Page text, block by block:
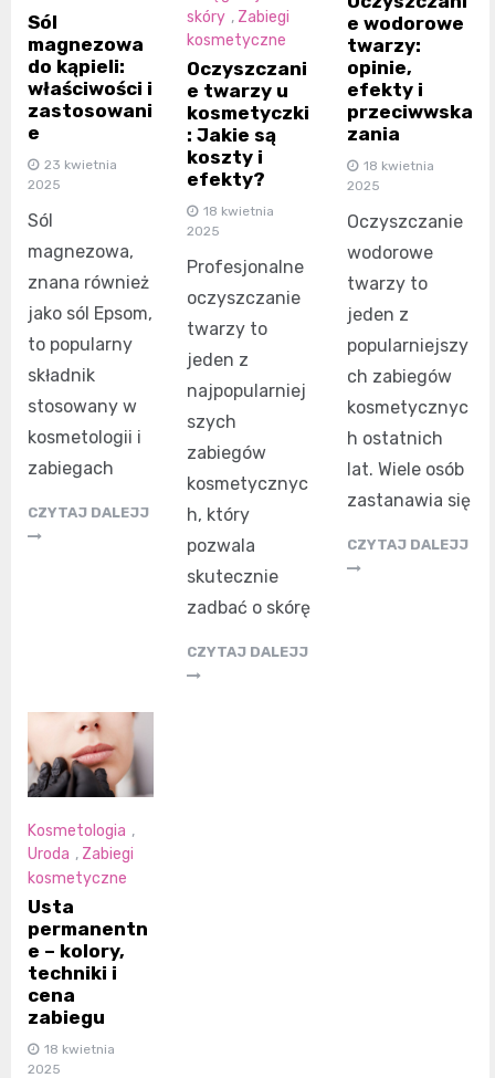
Sól
magnezowa
do kąpieli:
właściwości i
zastosowani
e
23 kwietnia
2025
Sól
magnezowa,
znana również
jako sól Epsom,
to popularny
składnik
stosowany w
kosmetologii i
zabiegach
CZYTAJ DALEJJ
skóry , Zabiegi
kosmetyczne
Oczyszczani
e twarzy u
kosmetyczki
: Jakie są
koszty i
efekty?
18 kwietnia
2025
Profesjonalne
oczyszczanie
twarzy to
jeden z
najpopularniej
szych
zabiegów
kosmetycznyc
h, który
pozwala
skutecznie
zadbać o skórę
CZYTAJ DALEJJ
e wodorowe
twarzy:
opinie,
efekty i
przeciwwska
zania
18 kwietnia
2025
Oczyszczanie
wodorowe
twarzy to
jeden z
popularniejszy
ch zabiegów
kosmetycznyc
h ostatnich
lat. Wiele osób
zastanawia się
CZYTAJ DALEJJ
Kosmetologia ,
Uroda , Zabiegi
kosmetyczne
Usta
permanentn
e – kolory,
techniki i
cena
zabiegu
18 kwietnia
2025